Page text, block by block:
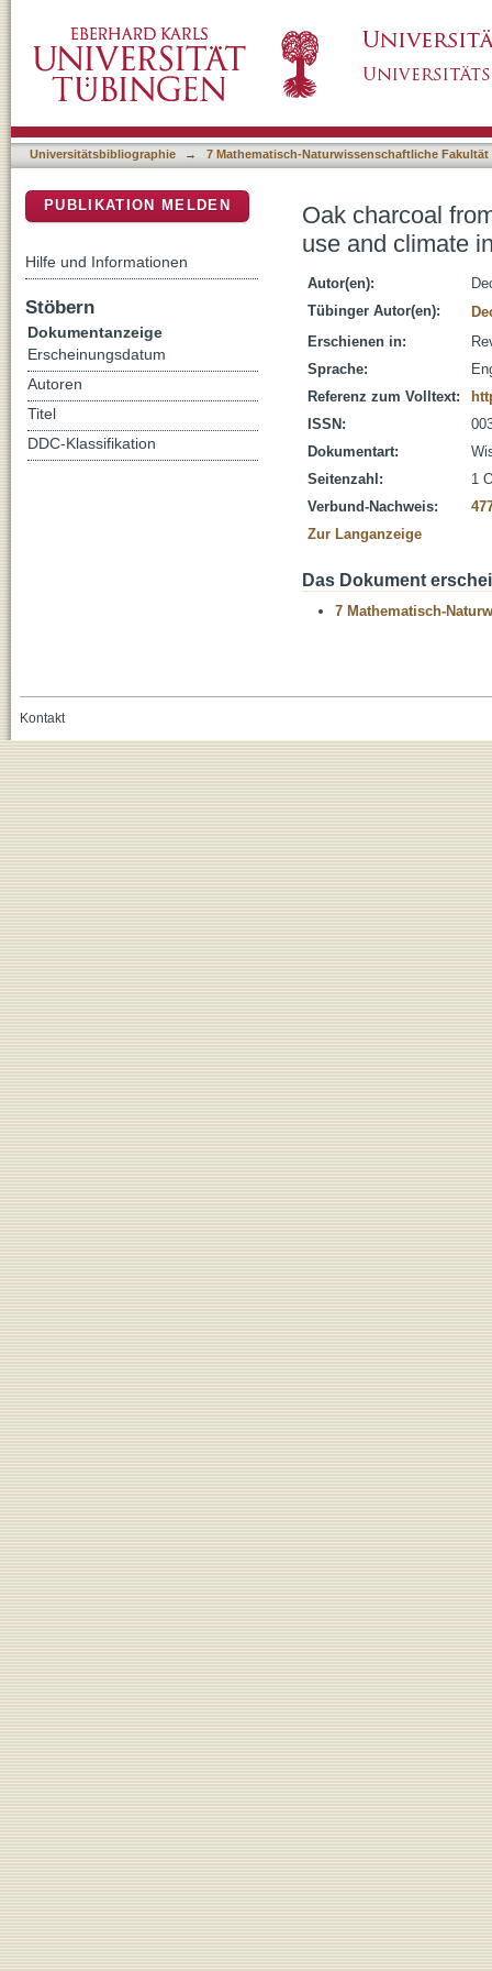
half of the Holocene
Universitätsbibliographie → 7 Mathematisch-Naturwissenschaftliche Fakultät
Oak charcoal
use and climate
Autor(en):
Tübinger Autor(en):
Erschienen in:
Sprache:
Referenz zum Volltext:
ISSN:
Dokumentart:
Seitenzahl:
1
Verbund-Nachweis:
Zur Langanzeige
Das Dokument
7 Mathematisch-
PUBLIKATION MELDEN
Hilfe und Informationen
Stöbern
Dokumentanzeige
Erscheinungsdatum
Autoren
Titel
DDC-Klassifikation
Kontakt